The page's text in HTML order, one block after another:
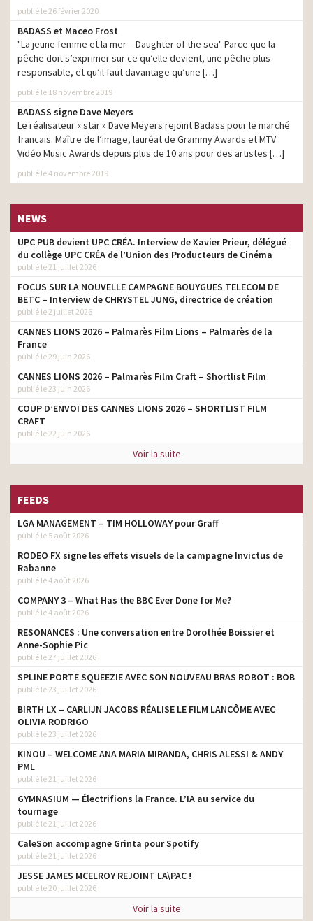
publié le 26 février 2020
BADASS et Maceo Frost
"La jeune femme et la mer – Daughter of the sea" Parce que la
pêche doit s’exprimer sur ce qu’elle devient, une pêche plus
responsable, et qu’il faut davantage qu’une […]
publié le 18 novembre 2019
BADASS signe Dave Meyers
Le réalisateur « star » Dave Meyers rejoint Badass pour le marché
francais. Maître de l’image, lauréat de Grammy Awards et MTV
Vidéo Music Awards depuis plus de 10 ans pour des artistes […]
publié le 4 novembre 2019
NEWS
UPC PUB devient UPC CRÉA. Interview de Xavier Prieur, délégué
du collège UPC CRÉA de l’Union des Producteurs de Cinéma
publié le 21 juillet 2026
FOCUS SUR LA NOUVELLE CAMPAGNE BOUYGUES TELECOM DE
BETC – Interview de CHRYSTEL JUNG, directrice de création
publié le 2 juillet 2026
CANNES LIONS 2026 – Palmarès Film Lions – Palmarès de la
France
publié le 29 juin 2026
CANNES LIONS 2026 – Palmarès Film Craft – Shortlist Film
publié le 23 juin 2026
COUP D’ENVOI DES CANNES LIONS 2026 – SHORTLIST FILM
CRAFT
publié le 22 juin 2026
Voir la suite
FEEDS
LGA MANAGEMENT – TIM HOLLOWAY pour Graff
publié le 5 août 2026
RODEO FX signe les effets visuels de la campagne Invictus de
Rabanne
publié le 4 août 2026
COMPANY 3 – What Has the BBC Ever Done for Me?
publié le 4 août 2026
RESONANCES : Une conversation entre Dorothée Boissier et
Anne-Sophie Pic
publié le 27 juillet 2026
SPLINE PORTE SQUEEZIE AVEC SON NOUVEAU BRAS ROBOT : BOB
publié le 23 juillet 2026
BIRTH LX – CARLIJN JACOBS RÉALISE LE FILM LANCÔME AVEC
OLIVIA RODRIGO
publié le 23 juillet 2026
KINOU – WELCOME ANA MARIA MIRANDA, CHRIS ALESSI & ANDY
PML
publié le 21 juillet 2026
GYMNASIUM — Électrifions la France. L’IA au service du
tournage
publié le 21 juillet 2026
CaleSon accompagne Grinta pour Spotify
publié le 21 juillet 2026
JESSE JAMES MCELROY REJOINT LA\PAC !
publié le 20 juillet 2026
Voir la suite